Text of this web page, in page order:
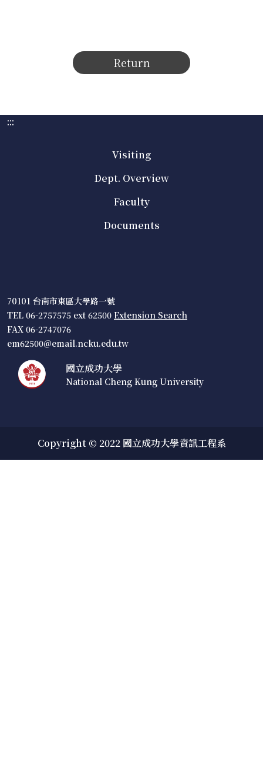
Return
:::
Visiting
Dept. Overview
Faculty
Documents
70101 台南市東區大學路一號
TEL 06-2757575 ext 62500 Extension Search
FAX 06-2747076
em62500@email.ncku.edu.tw
國立成功大學
National Cheng Kung University
Copyright © 2022 國立成功大學資訊工程系